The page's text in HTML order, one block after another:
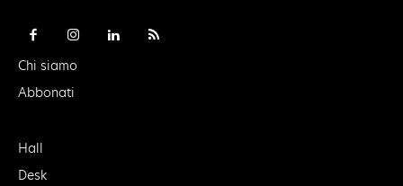
Chi siamo
Abbonati
Hall
Desk